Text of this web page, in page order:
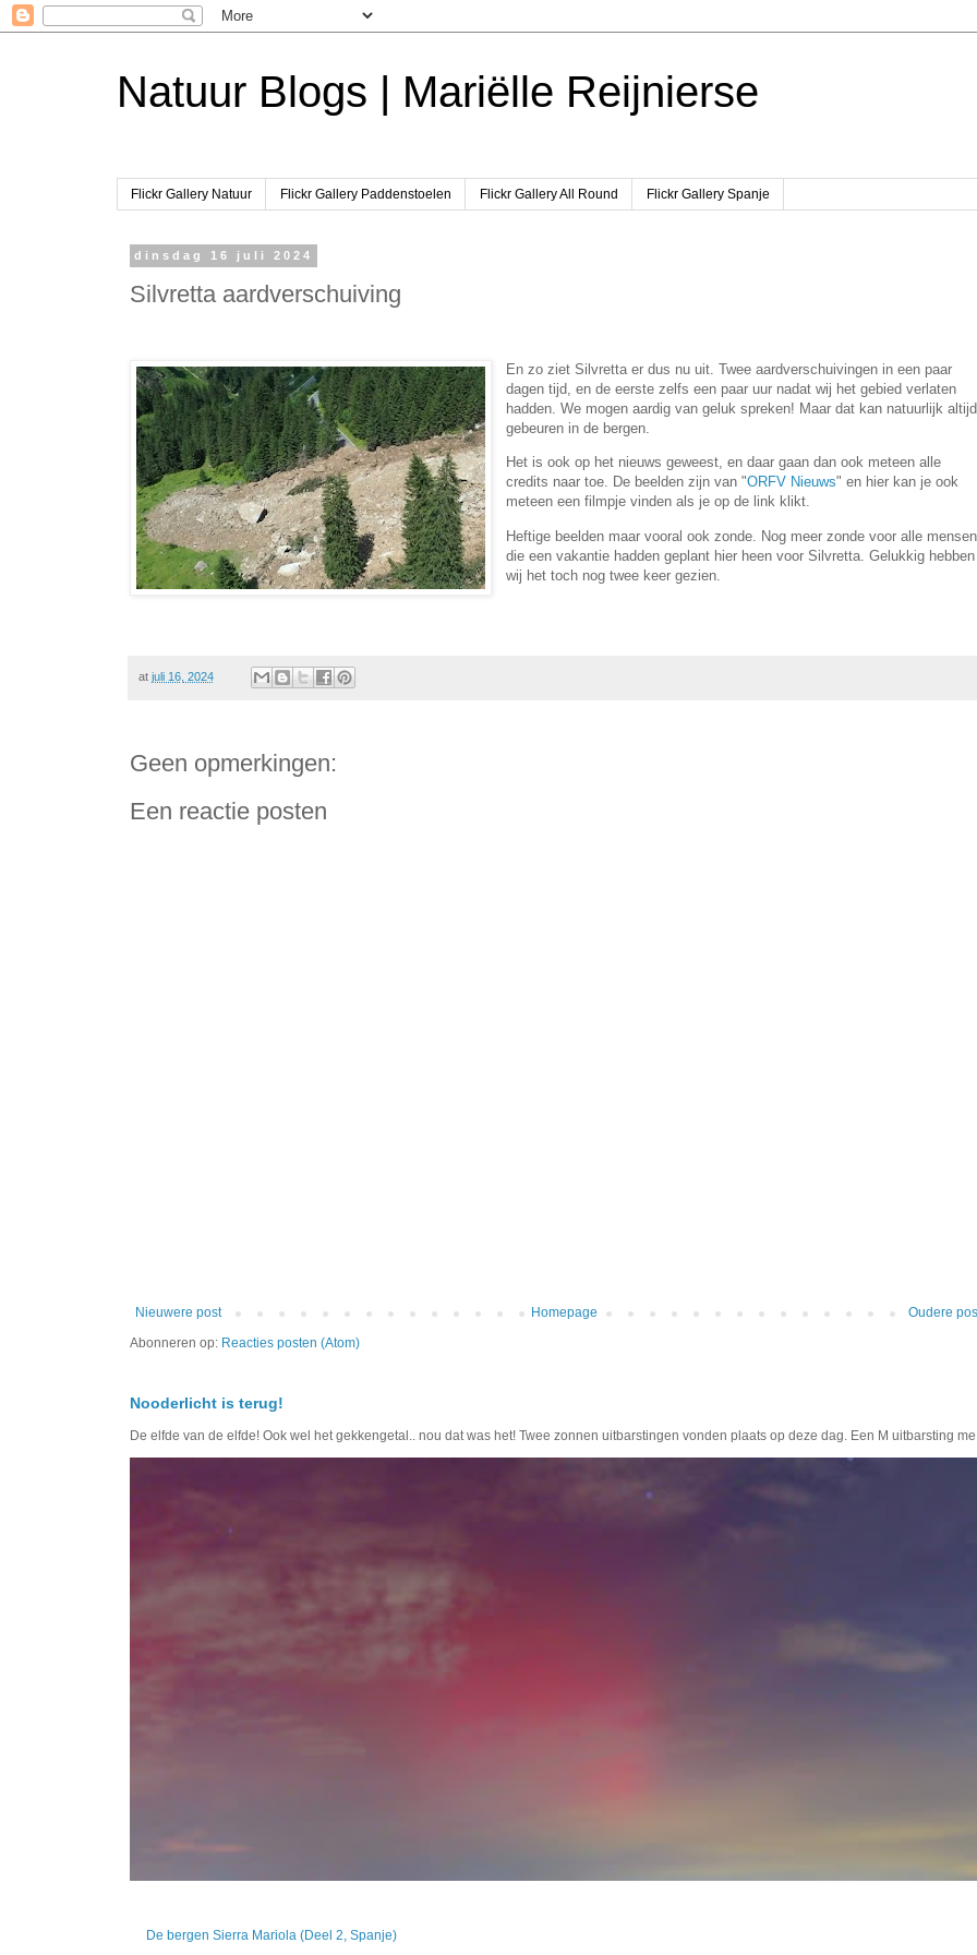
Natuur Blogs | Mariëlle Reijnierse
Flickr Gallery Natuur Flickr Gallery Paddenstoelen Flickr Gallery All Round Flickr Gallery Spanje
dinsdag 16 juli 2024
Silvretta aardverschuiving
En zo ziet Silvretta er dus nu uit. Twee aardverschuivingen in een paar
dagen tijd, en de eerste zelfs een paar uur nadat wij het gebied verlaten
hadden. We mogen aardig van geluk spreken! Maar dat kan natuurlijk altijd
gebeuren in de bergen.
Het is ook op het nieuws geweest, en daar gaan dan ook meteen alle
credits naar toe. De beelden zijn van "ORFV Nieuws" en hier kan je ook
meteen een filmpje vinden als je op de link klikt.
Heftige beelden maar vooral ook zonde. Nog meer zonde voor alle mensen
die een vakantie hadden geplant hier heen voor Silvretta. Gelukkig hebben
wij het toch nog twee keer gezien.
at juli 16, 2024
Geen opmerkingen:
Een reactie posten
Nieuwere post Oudere
Homepage
Abonneren op: Reacties posten (Atom)
Nooderlicht is terug!
De elfde van de elfde! Ook wel het gekkengetal.. nou dat was het! Twee zonnen uitbarstingen vonden plaats op deze dag. Een M uitbarsting
De bergen Sierra Mariola (Deel 2, Spanje)